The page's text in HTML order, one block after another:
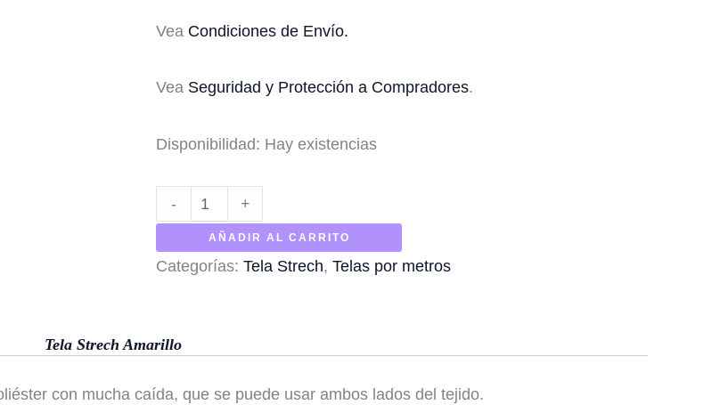
Vea Condiciones de Envío.
Vea Seguridad y Protección a Compradores.
Disponibilidad: Hay existencias
Cantidad
de
Strech
- +
AÑADIR AL CARRITO
Categorías: Tela Strech, Telas por metros
Tela Strech Amarillo
con mucha caída, que se puede usar ambos lados del tejido.